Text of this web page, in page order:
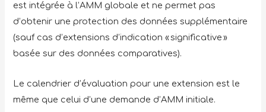
est intégrée à l’AMM globale et ne permet pas
d’obtenir une protection des données supplémentaire
(sauf cas d’extensions d’indication « significative »
basée sur des données comparatives).
Le calendrier d’évaluation pour une extension est le
même que celui d’une demande d’AMM initiale.